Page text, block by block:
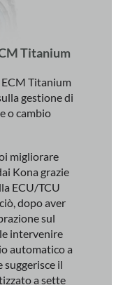
Titanium
Titanium
gestione di
o cambio
migliorare
Kona grazie
ECU/TCU
dopo aver
sul
intervenire
automatico a
suggerisce il
a sette